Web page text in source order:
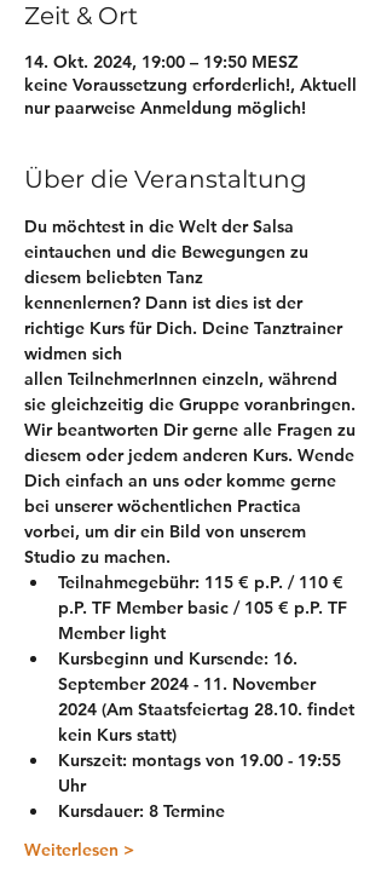
Zeit & Ort
14. Okt. 2024, 19:00 – 19:50 MESZ
keine Voraussetzung erforderlich!, Aktuell
nur paarweise Anmeldung möglich!
Über die Veranstaltung
Du möchtest in die Welt der Salsa
eintauchen und die Bewegungen zu
diesem beliebten Tanz
kennenlernen? Dann ist dies ist der
richtige Kurs für Dich. Deine Tanztrainer
widmen sich
allen TeilnehmerInnen einzeln, während
sie gleichzeitig die Gruppe voranbringen.
Wir beantworten Dir gerne alle Fragen zu
diesem oder jedem anderen Kurs. Wende
Dich einfach an uns oder komme gerne
bei unserer wöchentlichen Practica
vorbei, um dir ein Bild von unserem
Studio zu machen.
Teilnahmegebühr: 115 € p.P. / 110 €
p.P. TF Member basic / 105 € p.P. TF
Member light
Kursbeginn und Kursende: 16.
September 2024 - 11. November
2024 (Am Staatsfeiertag 28.10. findet
kein Kurs statt)
Kurszeit: montags von 19.00 - 19:55
Uhr
Kursdauer: 8 Termine
Weiterlesen >